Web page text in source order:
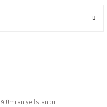
Ümraniye İstanbul